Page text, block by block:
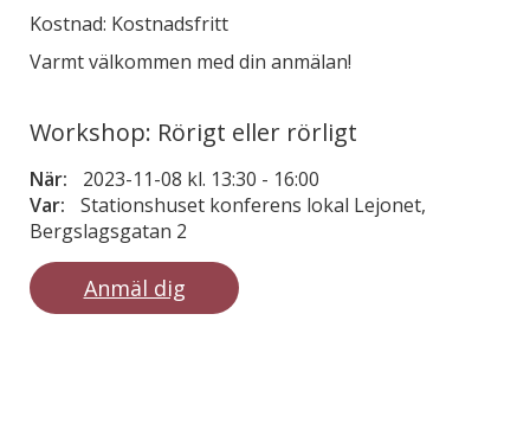
Kostnad: Kostnadsfritt
Varmt välkommen med din anmälan!
Workshop: Rörigt eller rörligt
När: 2023-11-08 kl. 13:30 - 16:00
Var:
Stationshuset konferens lokal Lejonet,
Bergslagsgatan 2
Anmäl dig